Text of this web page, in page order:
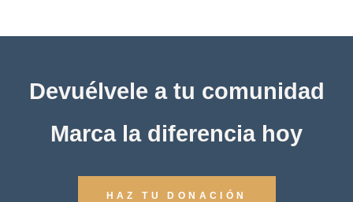
Devuélvele a tu comunidad
Marca la diferencia hoy
HAZ TU DONACIÓN